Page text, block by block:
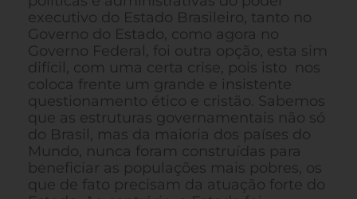
executivo do Estado Brasileiro, tanto no
Governo do Estado, como agora no
Governo Federal, foi outra opção, esta sim
difícil, com uma certa crise, pois isto nos
coloca frente um grande e insistente
questionamento ético e cristão. Sabemos
que as estruturas governamentais não só
do Brasil, mas da maioria dos países do
Mundo, nunca foram construídas para
beneficiar as populações mais pobres, os
que de fato precisam da atuação forte do